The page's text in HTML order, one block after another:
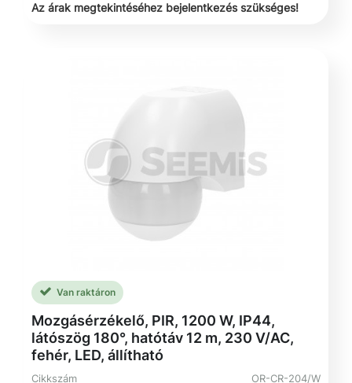
Az árak megtekintéséhez bejelentkezés szükséges!
Van raktáron
Mozgásérzékelő, PIR, 1200 W, IP44,
látószög 180°, hatótáv 12 m, 230 V/AC,
fehér, LED, állítható
Cikkszám OR-CR-204/W